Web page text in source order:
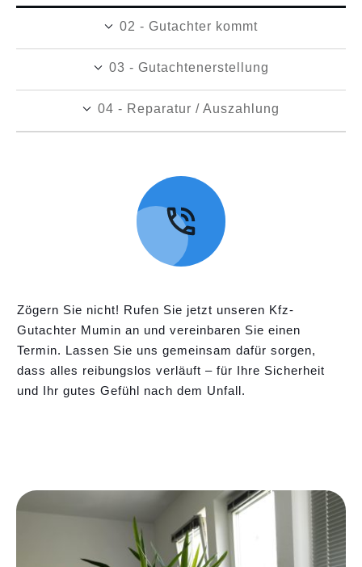
02 - Gutachter kommt
03 - Gutachtenerstellung
04 - Reparatur / Auszahlung
Zögern Sie nicht! Rufen Sie jetzt unseren Kfz-
Gutachter Mumin an und vereinbaren Sie einen
Termin. Lassen Sie uns gemeinsam dafür sorgen,
dass alles reibungslos verläuft – für Ihre Sicherheit
und Ihr gutes Gefühl nach dem Unfall.